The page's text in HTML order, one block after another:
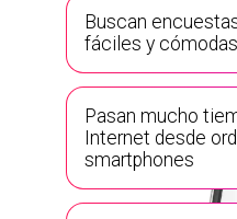
Buscan
fáciles y cómodas
Pasan mucho
Internet desde
smartphones